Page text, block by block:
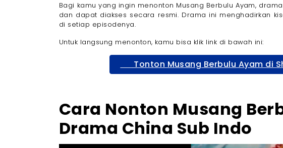
Bagi kamu yang ingin menonton Musang Berbulu Ayam,
dan dapat diakses secara resmi. Drama ini menghadirkan
di setiap episodenya.
Untuk langsung menonton, kamu bisa klik link di bawah ini:
Tonton Musang Berbulu Ayam di
Cara Nonton Musang
Drama China Sub Indo